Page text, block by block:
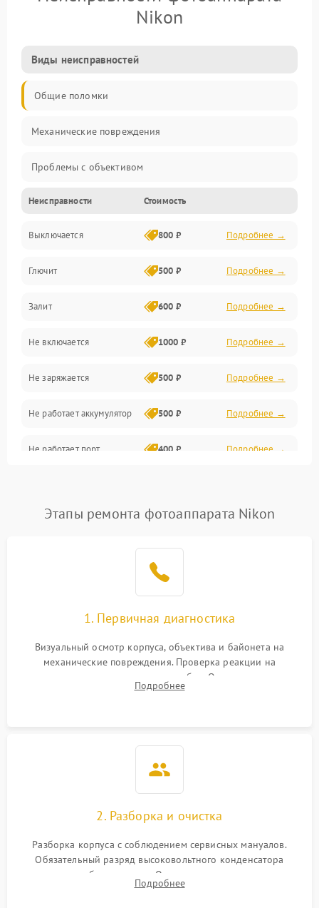
Nikon
Виды неисправностей
Общие поломки
Механические повреждения
Проблемы с объективом
Электронные ошибки
Механические проблемы
Матрица и оптика
Питание и питание цепей
Проблемы с картами памяти
Объективы
Программные сбои
Коммуникации и интерфейсы
Неисправности Стоимость
Выключается 800 ₽ Подробнее →
Глючит 500 ₽ Подробнее →
Залит 600 ₽ Подробнее →
Не включается 1000 ₽ Подробнее →
Не заряжается 500 ₽ Подробнее →
Не работает аккумулятор 500 ₽ Подробнее →
Не работает порт 400 ₽ Подробнее →
Этапы ремонта фотоаппарата Nikon
1. Первичная диагностика
Визуальный осмотр корпуса, объектива и байонета на
механические повреждения. Проверка реакции на
включение, считывание кодов ошибок. Оценка состояния
матрицы и затвора, проверка работы автофокуса и вспышки.
Подробнее
2. Разборка и очистка
Разборка корпуса с соблюдением сервисных мануалов.
Обязательный разряд высоковольтного конденсатора
вспышки для безопасности. Очистка внутренних узлов от
пыли, песка и следов влаги с помощью спецсредств.
Подробнее